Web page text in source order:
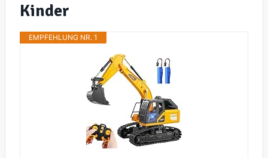
Kinder
EMPFEHLUNG NR. 1